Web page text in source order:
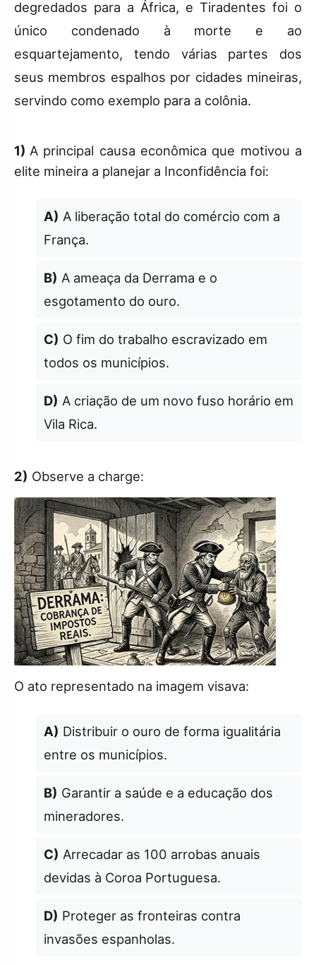
degredados para a África, e Tiradentes foi o
único condenado à morte e ao
esquartejamento, tendo várias partes dos
seus membros espalhos por cidades mineiras,
servindo como exemplo para a colônia.
1) A principal causa econômica que motivou a
elite mineira a planejar a Inconfidência foi:
A) A liberação total do comércio com a
França.
B) A ameaça da Derrama e o
esgotamento do ouro.
C) O fim do trabalho escravizado em
todos os municípios.
D) A criação de um novo fuso horário em
Vila Rica.
2) Observe a charge:
O ato representado na imagem visava:
A) Distribuir o ouro de forma igualitária
entre os municípios.
B) Garantir a saúde e a educação dos
mineradores.
C) Arrecadar as 100 arrobas anuais
devidas à Coroa Portuguesa.
D) Proteger as fronteiras contra
invasões espanholas.